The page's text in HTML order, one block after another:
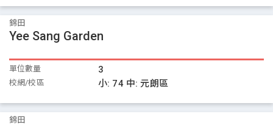
錦田
Yee Sang Garden
單位數量 3
校網/校區 小: 74 中:元朗區
錦田